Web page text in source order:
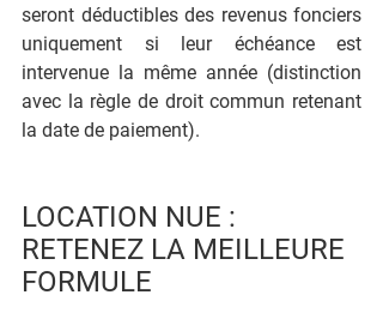
seront déductibles des revenus fonciers
uniquement si leur échéance est
intervenue la même année (distinction
avec la règle de droit commun retenant
la date de paiement).
LOCATION NUE :
RETENEZ LA MEILLEURE
FORMULE